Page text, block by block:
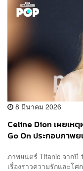
8 มีนาคม 2026
Celine Dion เผยเห
Go On ประกอบภาพ
ภาพยนตร์ Titanic จากปี
เรื่องราวความรักและโ